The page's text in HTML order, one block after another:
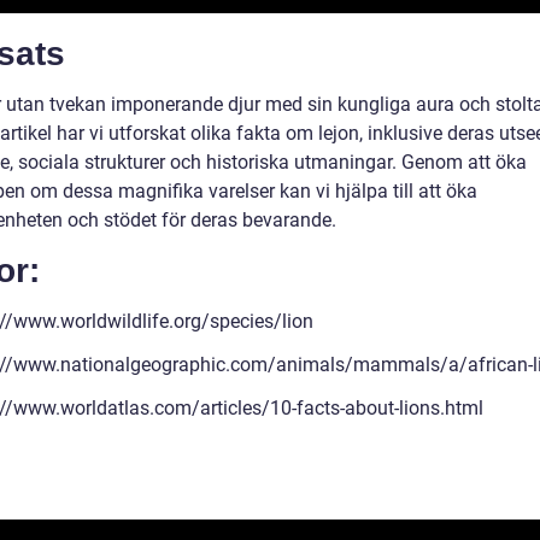
utan tvekan imponerande djur med sin kungliga aura och
har vi utforskat olika fakta om lejon, inklusive deras
sociala strukturer och historiska utmaningar. Genom att öka
om dessa magnifika varelser kan vi hjälpa till att öka
och stödet för deras bevarande.
www.worldwildlife.org/species/lion
www.nationalgeographic.com/animals/mammals/a/african-
www.worldatlas.com/articles/10-facts-about-lions.html